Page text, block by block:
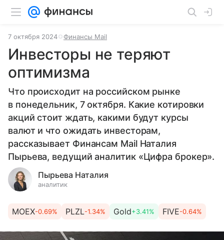
7 октября 2024 Финансы Mail
Инвесторы не теряют
оптимизма
Что происходит на российском рынке
в понедельник, 7 октября. Какие котировки
акций стоит ждать, какими будут курсы
валют и что ожидать инвесторам,
рассказывает Финансам Mail Наталия
Пырьева, ведущий аналитик «Цифра брокер».
Пырьева Наталия
аналитик
MOEX-0.69% PLZL-1.34% Gold+3.41% FIVE-0.64%